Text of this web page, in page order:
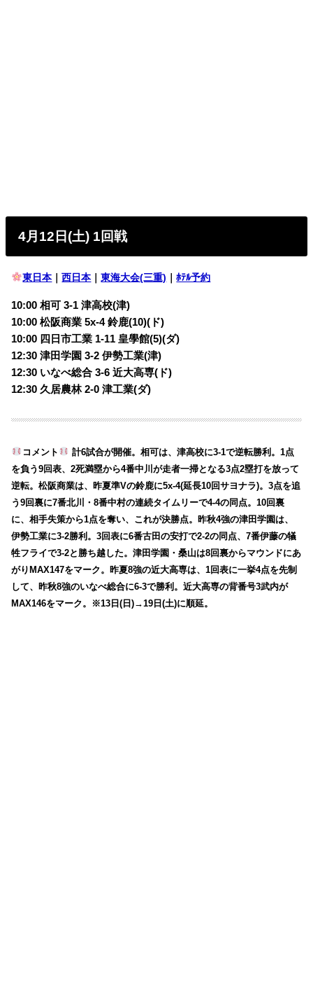
4月12日(土) 1回戦
東日本｜西日本｜東海大会(三重) ｜ﾎﾃﾙ予約
10:00 相可 3-1 津高校(津)
10:00 松阪商業 5x-4 鈴鹿(10)(ド)
10:00 四日市工業 1-11 皇學館(5)(ダ)
12:30 津田学園 3-2 伊勢工業(津)
12:30 いなべ総合 3-6 近大高専(ド)
12:30 久居農林 2-0 津工業(ダ)
コメント
計6試合が開催。相可は、津高校に3-1で逆転勝利。1点
を負う9回表、2死満塁から4番中川が走者一掃となる3点2塁打を放って
逆転。松阪商業は、昨夏準Vの鈴鹿に5x-4(延長10回サヨナラ)。3点を追
う9回裏に7番北川・8番中村の連続タイムリーで4-4の同点。10回裏
に、相手失策から1点を奪い、これが決勝点。昨秋4強の津田学園は、
伊勢工業に3-2勝利。3回表に6番古田の安打で2-2の同点、7番伊藤の犠
牲フライで3-2と勝ち越した。津田学園・桑山は8回裏からマウンドにあ
がりMAX147をマーク。昨夏8強の近大高専は、1回表に一挙4点を先制
して、昨秋8強のいなべ総合に6-3で勝利。近大高専の背番号3武内が
MAX146をマーク。※13日(日)→19日(土)に順延。